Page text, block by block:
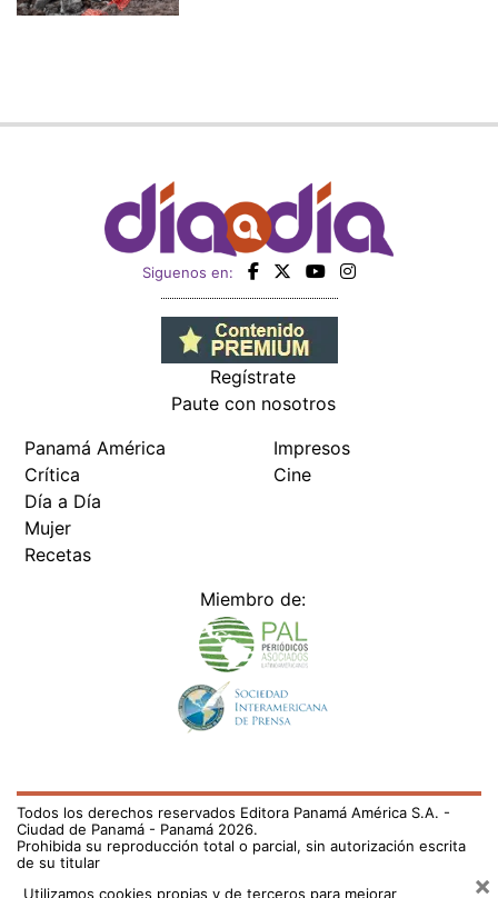
Siguenos en:
Regístrate
Paute con nosotros
Panamá América
Crítica
Día a Día
Mujer
Recetas
Impresos
Cine
Miembro de:
Todos los derechos reservados Editora Panamá América S.A. -
Ciudad de Panamá - Panamá 2026.
Prohibida su reproducción total o parcial, sin autorización escrita
de su titular
Utilizamos cookies propias y de terceros para mejorar
×